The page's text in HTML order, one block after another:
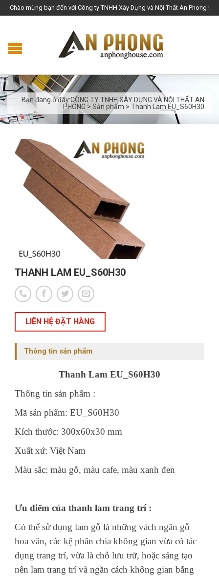
Chào mừng bạn đến với Công ty TNHH Xây Dựng và Nội Thất An Phong !
Bạn đang ở đây:CÔNG TY TNHH XÂY DỰNG VÀ NỘI THẤT AN
PHONG > Sản phẩm > Thanh Lam EU_S60H30
THANH LAM EU_S60H30
LIÊN HỆ ĐẶT HÀNG
Thông tin sản phẩm
Thanh Lam EU_S60H30
Thông tin sản phẩm :
Mã sản phẩm: EU_S60H30
Kích thước: 300x60x30 mm
Xuất xứ: Việt Nam
Màu sắc: màu gỗ, màu cafe, màu xanh đen
Ưu điểm của thanh lam trang trí :
Có thể sử dụng lam gỗ là những vách ngăn gỗ
hoa văn, các kệ phân chia không gian vừa có tác
dụng trang trí, vừa là chỗ lưu trữ, hoặc sáng tạo
nên lam trang trí và ngăn cách không gian bằng